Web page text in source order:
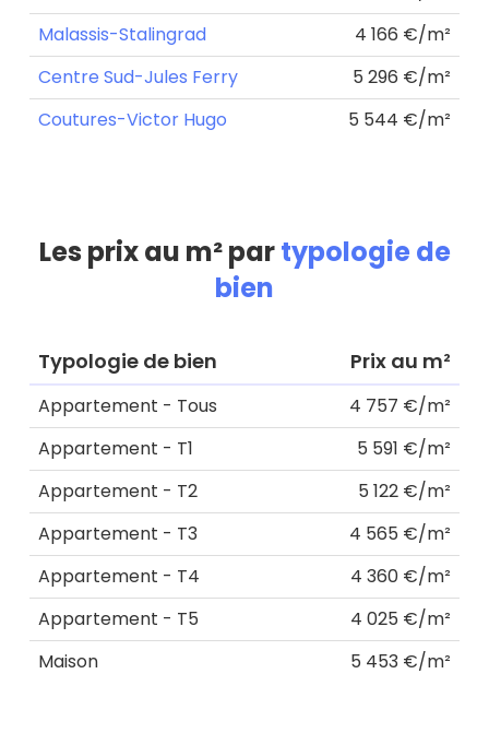
Malassis-Stalingrad
4 166 €/m²
Centre Sud-Jules Ferry
5 296 €/m²
Coutures-Victor Hugo
5 544 €/m²
Les prix au m² partypologie de
bien
Typologie de bien Prix au m²
Appartement - Tous
4 757 €/m²
Appartement - T1
5 591 €/m²
Appartement - T2
5 122 €/m²
Appartement - T3
4 565 €/m²
Appartement - T4
4 360 €/m²
Appartement - T5
4 025 €/m²
Maison
5 453 €/m²